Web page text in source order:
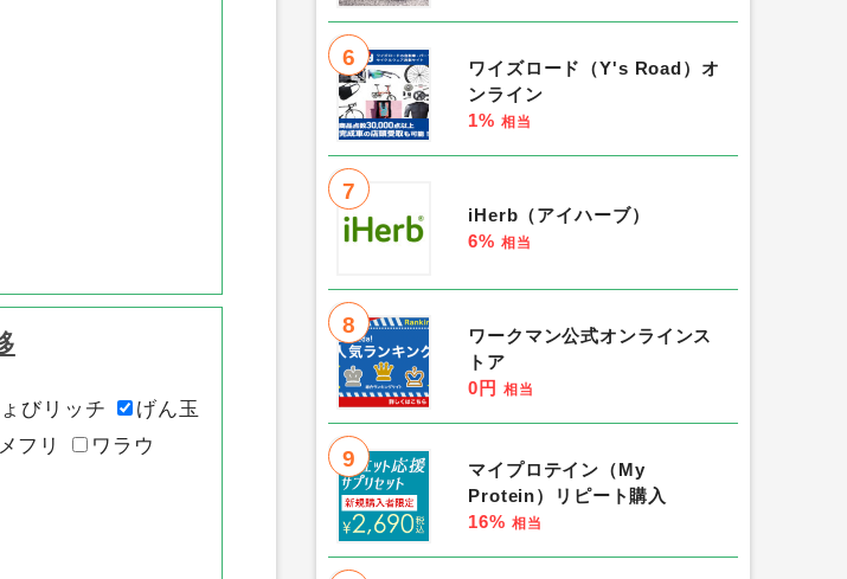
6
ワイズロード（Y's Road）オ
ンライン
1% 相当
7
iHerb（アイハーブ）
6% 相当
8
ワークマン公式オンラインス
トア
0円 相当
9
マイプロテイン（My
Protein）リピート購入
16% 相当